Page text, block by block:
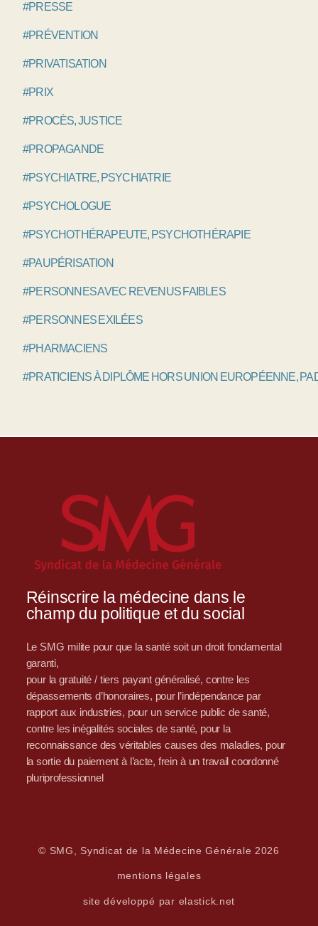
#PRESSE
#PRÉVENTION
#PRIVATISATION
#PRIX
#PROCÈS, JUSTICE
#PROPAGANDE
#PSYCHIATRE, PSYCHIATRIE
#PSYCHOLOGUE
#PSYCHOTHÉRAPEUTE, PSYCHOTHÉRAPIE
#PAUPÉRISATION
#PERSONNES AVEC REVENUS FAIBLES
#PERSONNES EXILÉES
#PHARMACIENS
#PRATICIENS À DIPLÔME HORS UNION EUROPÉENNE,
Réinscrire la médecine dans le
champ du politique et du social
Le SMG milite pour que la santé soit un droit fondamental
garanti,
pour la gratuité / tiers payant généralisé, contre les
dépassements d’honoraires, pour l’indépendance par
rapport aux industries, pour un service public de santé,
contre les inégalités sociales de santé, pour la
reconnaissance des véritables causes des maladies, pour
la sortie du paiement à l’acte, frein à un travail coordonné
pluriprofessionnel
© SMG, Syndicat de la Médecine Générale 2026
mentions légales
site développé par elastick.net